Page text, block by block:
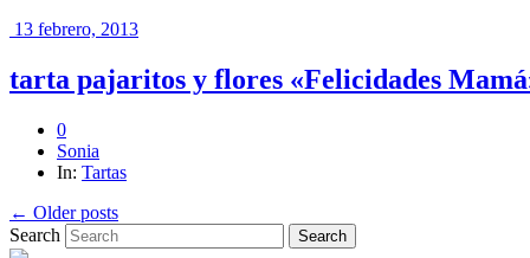
13 febrero, 2013
tarta pajaritos y flores «Felicidades
0
Sonia
In: Tartas
← Older posts
Search